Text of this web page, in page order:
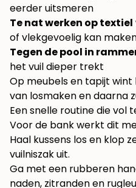
eerder uitsmeren
Te nat werken op textiel
of vlekgevoelig kan
Tegen de pool in
het vuil dieper trekt
Op meubels en tapijt
van losmaken en daarna
Een snelle routine die vol
Voor de bank werkt dit
Haal kussens los en klop
vuilniszak uit.
Ga met een rubberen
naden, zitranden en